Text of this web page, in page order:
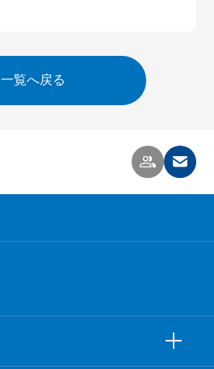
一覧へ戻る